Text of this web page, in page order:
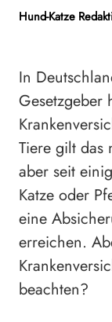
Hund-Katze
In
Gesetzgeber
Tiere gilt das
aber seit
Katze oder
eine
erreichen.
beachten?